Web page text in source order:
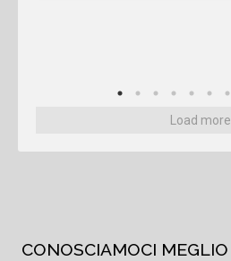
Load more
CONOSCIAMOCI MEGLIO